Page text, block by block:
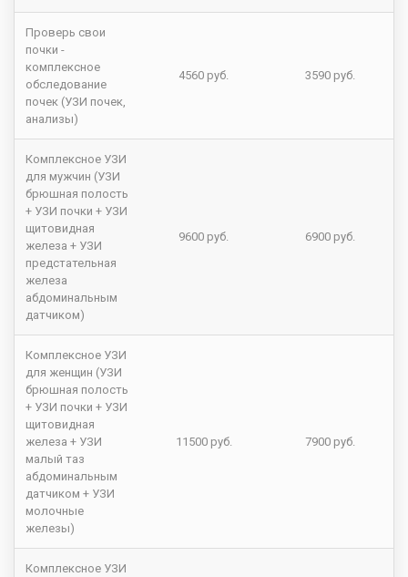
Проверь свои
почки -
комплексное
обследование
почек (УЗИ почек,
анализы)
4560 руб. 3590 руб.
Комплексное УЗИ
для мужчин (УЗИ
брюшная полость
+ УЗИ почки + УЗИ
щитовидная
железа + УЗИ
предстательная
железа
абдоминальным
датчиком)
9600 руб. 6900 руб.
Комплексное УЗИ
для женщин (УЗИ
брюшная полость
+ УЗИ почки + УЗИ
щитовидная
железа + УЗИ
малый таз
абдоминальным
датчиком + УЗИ
молочные
железы)
11500 руб. 7900 руб.
Комплексное УЗИ